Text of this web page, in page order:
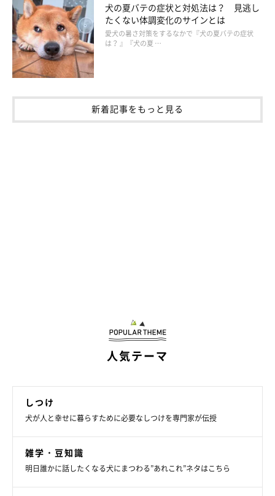
岡本先生：
「遊びに誘っているほか、かまってほしいという様子が読み取れ
ます。甘えん坊な性格で、同居犬と仲のいいコに多い行動だと思
いますよ」
ちゅーいちゃんに甘えるはんくんの愛らしい姿に、思わずほっこ
犬の夏バテの症状と対処法は？ 見逃し
たくない体調変化のサインとは
愛犬の暑さ対策をするなかで『犬の夏バテの症状
は？ 』『犬の夏 …
新着記事をもっと見る
人気テーマ
しつけ
犬が人と幸せに暮らすために必要なしつけを専門家が伝授
雑学・豆知識
明日誰かに話したくなる犬にまつわる”あれこれ”ネタはこちら